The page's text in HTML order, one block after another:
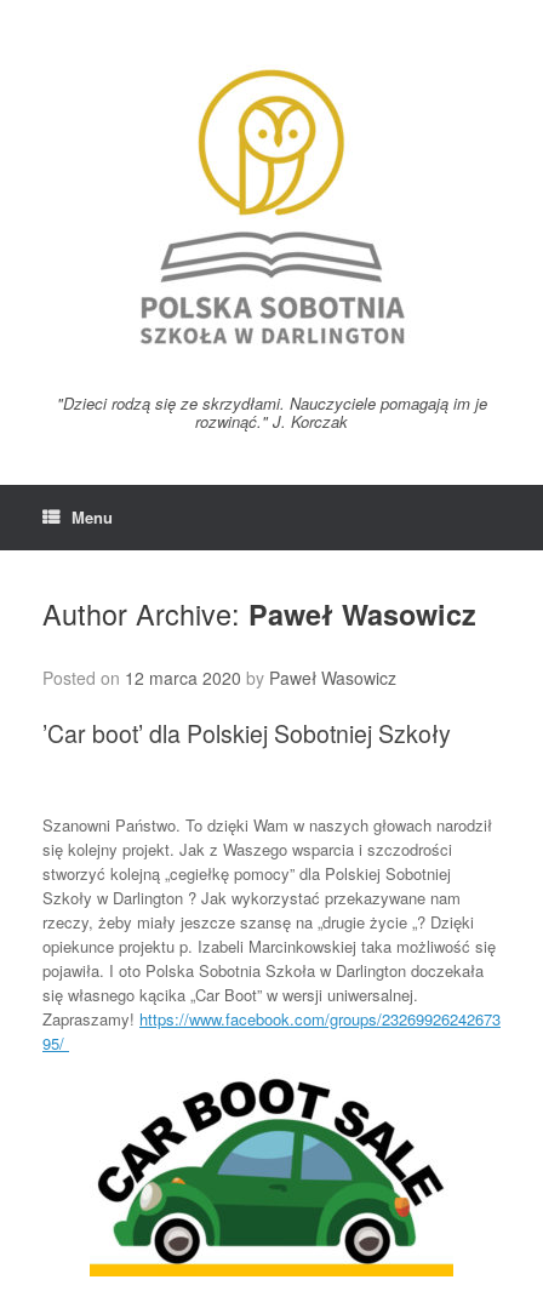
"Dzieci rodzą się ze skrzydłami. Nauczyciele pomagają im je
rozwinąć." J. Korczak
Menu
Author Archive: Paweł Wasowicz
Posted on 12 marca 2020 by Paweł Wasowicz
’Car boot’ dla Polskiej Sobotniej Szkoły
Szanowni Państwo. To dzięki Wam w naszych głowach narodził
się kolejny projekt. Jak z Waszego wsparcia i szczodrości
stworzyć kolejną „cegiełkę pomocy” dla Polskiej Sobotniej
Szkoły w Darlington ? Jak wykorzystać przekazywane nam
rzeczy, żeby miały jeszcze szansę na „drugie życie „? Dzięki
opiekunce projektu p. Izabeli Marcinkowskiej taka możliwość się
pojawiła. I oto Polska Sobotnia Szkoła w Darlington doczekała
się własnego kącika „Car Boot” w wersji uniwersalnej.
Zapraszamy! https://www.facebook.com/groups/23269926242673
95/